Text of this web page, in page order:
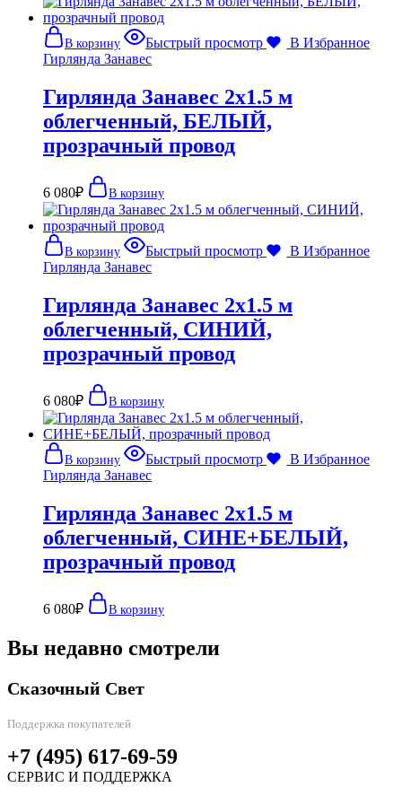
В корзину Быстрый просмотр
В Избранное
Гирлянда Занавес
Гирлянда Занавес 2х1.5 м
облегченный, БЕЛЫЙ,
прозрачный провод
6 080₽ В корзину
В корзину Быстрый просмотр
В Избранное
Гирлянда Занавес
Гирлянда Занавес 2х1.5 м
облегченный, СИНИЙ,
прозрачный провод
6 080₽ В корзину
В корзину Быстрый просмотр
В Избранное
Гирлянда Занавес
Гирлянда Занавес 2х1.5 м
облегченный, СИНЕ+БЕЛЫЙ,
прозрачный провод
6 080₽ В корзину
Вы недавно смотрели
Сказочный Свет
Поддержка покупателей
+7 (495) 617-69-59
СЕРВИС И ПОДДЕРЖКА